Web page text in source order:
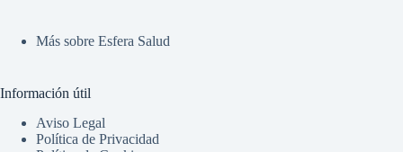
Más sobre Esfera Salud
Información útil
Aviso Legal
Política de Privacidad